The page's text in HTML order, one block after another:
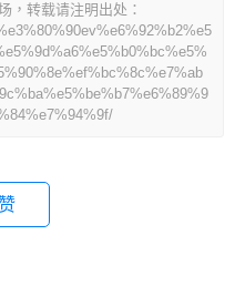
，转载请注明出处：